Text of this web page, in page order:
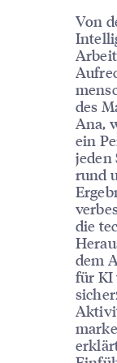
Von
des
Ana,
ein
jeden
rund
die
dem
für KI